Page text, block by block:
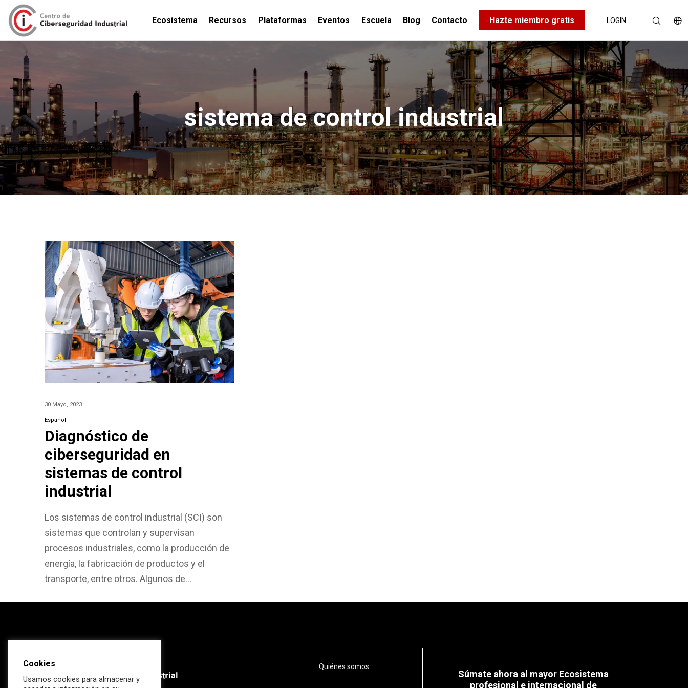
Ecosistema Recursos Plataformas Eventos Escuela Blog Contacto Hazte miembro gratis LOGIN
sistema de control industrial
30 Mayo, 2023
Español
Diagnóstico de
ciberseguridad en
sistemas de control
industrial
Los sistemas de control industrial (SCI) son
sistemas que controlan y supervisan
procesos industriales, como la producción de
energía, la fabricación de productos y el
transporte, entre otros. Algunos de…
Quiénes somos
Súmate ahora al mayor Ecosistema
profesional e internacional de
Cookies
Usamos cookies para almacenar y